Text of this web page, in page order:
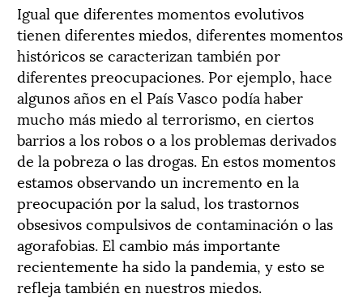
Igual que diferentes momentos evolutivos
tienen diferentes miedos, diferentes momentos
históricos se caracterizan también por
diferentes preocupaciones. Por ejemplo, hace
algunos años en el País Vasco podía haber
mucho más miedo al terrorismo, en ciertos
barrios a los robos o a los problemas derivados
de la pobreza o las drogas. En estos momentos
estamos observando un incremento en la
preocupación por la salud, los trastornos
obsesivos compulsivos de contaminación o las
agorafobias. El cambio más importante
recientemente ha sido la pandemia, y esto se
refleja también en nuestros miedos.